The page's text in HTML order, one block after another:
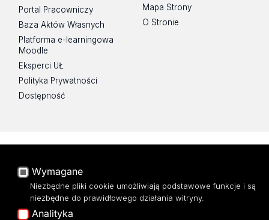
Portal Pracowniczy
Baza Aktów Własnych
Platforma e-learningowa
Moodle
Eksperci UŁ
Polityka Prywatności
Dostępność
Mapa Strony
O Stronie
NIP: 724 000 32 43
Adres do doręczeń elektronicznych (ADE):
AE:PL-74796-17640-IHHIV-17
KONTAKT
Wymagane
Niezbędne pliki cookie umożliwiają podstawowe funkcje i są
niezbędne do prawidłowego działania witryny.
Analityka